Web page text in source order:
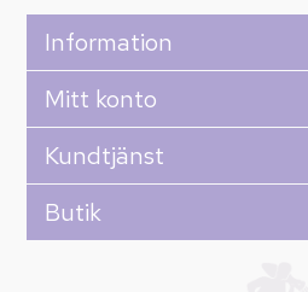
Information
Mitt konto
Kundtjänst
Butik